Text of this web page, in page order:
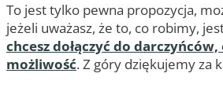
To jest tylko pewna propozycja,
jeżeli uważasz, że to, co robimy,
chcesz dołączyć do
możliwość. Z góry dziękujemy za